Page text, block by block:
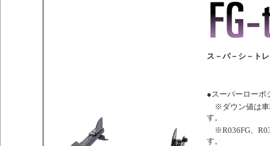
ス－パ－シ－ト
●スーパーローポ
※ダウン値は車
す。
※R036FG、
す。